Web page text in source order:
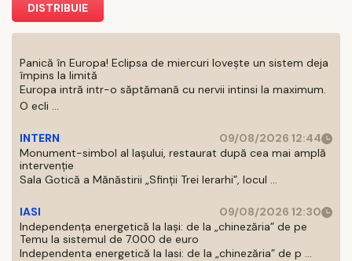
DISTRIBUIE
Panică în Europa! Eclipsa de miercuri lovește un sistem deja
împins la limită
Europa intră intr-o săptămană cu nervii intinsi la maximum.
O ecli ...
INTERN
09/08/2026 12:44
Monument-simbol al Iaşului, restaurat după cea mai amplă
intervenţie
Sala Gotică a Mănăstirii „Sfinţii Trei Ierarhi”, locul ...
IASI
09/08/2026 12:30
Independența energetică la Iași: de la „chinezăria” de pe
Temu la sistemul de 7.000 de euro
Independenta energetică la Iasi: de la „chinezăria” de p ...